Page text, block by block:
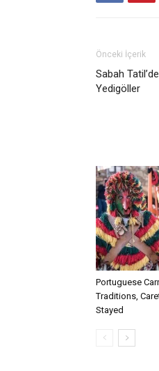
Önceki İçerik
Sabah
Yedigöller
Portuguese
Traditions,
Stayed